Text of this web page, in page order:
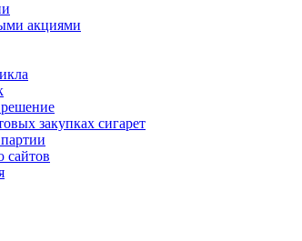
акциями
закупках сигарет
сайтов